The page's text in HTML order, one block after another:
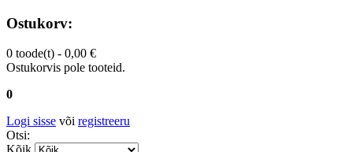
Ostukorv:
0 toode(t) - 0,00 €
Ostukorvis pole tooteid.
0
Logi sisse või registreeru
Otsi: